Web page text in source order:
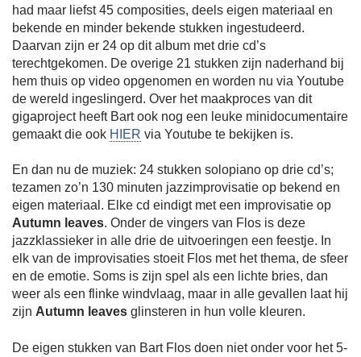
had maar liefst 45 composities, deels eigen materiaal en
bekende en minder bekende stukken ingestudeerd.
Daarvan zijn er 24 op dit album met drie cd’s
terechtgekomen. De overige 21 stukken zijn naderhand bij
hem thuis op video opgenomen en worden nu via Youtube
de wereld ingeslingerd. Over het maakproces van dit
gigaproject heeft Bart ook nog een leuke minidocumentaire
gemaakt die ook HIER via Youtube te bekijken is.
En dan nu de muziek: 24 stukken solopiano op drie cd’s;
tezamen zo’n 130 minuten jazzimprovisatie op bekend en
eigen materiaal. Elke cd eindigt met een improvisatie op
Autumn leaves. Onder de vingers van Flos is deze
jazzklassieker in alle drie de uitvoeringen een feestje. In
elk van de improvisaties stoeit Flos met het thema, de sfeer
en de emotie. Soms is zijn spel als een lichte bries, dan
weer als een flinke windvlaag, maar in alle gevallen laat hij
zijn Autumn leaves glinsteren in hun volle kleuren.
De eigen stukken van Bart Flos doen niet onder voor het 5-